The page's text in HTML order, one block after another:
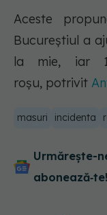
Aceste
Bucureștiul a
la mie, iar
roșu, potrivit
masuri incidenta
Urmărește-
abonează‑te!